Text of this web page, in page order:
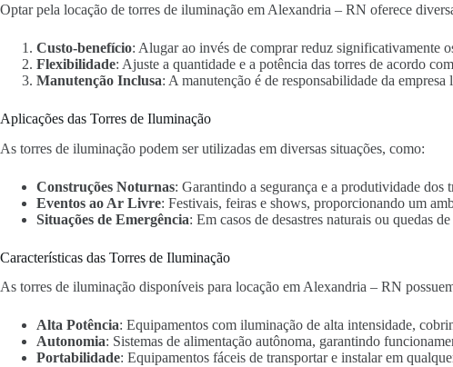
Optar pela locação de torres de iluminação em Alexandria – RN oferece
Custo-benefício: Alugar ao invés de comprar reduz significativamente
Flexibilidade: Ajuste a quantidade e a potência das torres de acordo
Manutenção Inclusa: A manutenção é de responsabilidade da
Aplicações das Torres de Iluminação
As torres de iluminação podem ser utilizadas em diversas situações, como:
Construções Noturnas: Garantindo a segurança e a produtividade dos
Eventos ao Ar Livre: Festivais, feiras e shows, proporcionando um
Situações de Emergência: Em casos de desastres naturais ou quedas
Características das Torres de Iluminação
As torres de iluminação disponíveis para locação em Alexandria – RN
Alta Potência: Equipamentos com iluminação de alta intensidade,
Autonomia: Sistemas de alimentação autônoma, garantindo
Portabilidade: Equipamentos fáceis de transportar e instalar em